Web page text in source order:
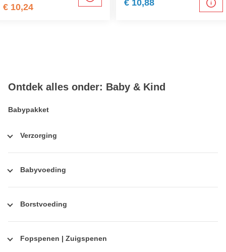
€ 10,24 € 10,88
Ontdek alles onder: Baby & Kind
Babypakket
Verzorging
Babyvoeding
Borstvoeding
Fopspenen | Zuigspenen